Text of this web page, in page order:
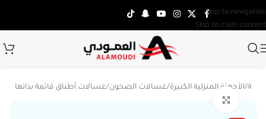
Skip to navigation
Skip to main content
/الأجهزة المنزلية الكبيرة/غسالات الصحون/غسالات أطباق قائمة بذاتها